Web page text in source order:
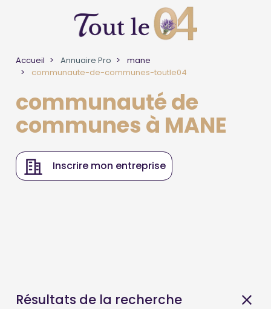
Accueil Annuaire Pro
mane
communaute-de-communes-toutle04
communauté de
communes à MANE
Inscrire mon entreprise
Résultats de la recherche